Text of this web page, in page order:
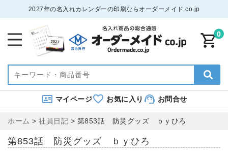
2027年の名入れカレンダーの印刷ならオーダーメイド.co.jp
0
マイページ お気に入り お問合せ
ホーム > 社員日記 > 第853話 防災グッズ ｂｙひろ
第853話 防災グッズ ｂｙひろ